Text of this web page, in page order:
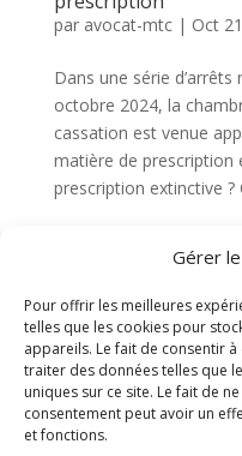
Gérer
Pour offrir les meilleures
telles que les cookies pour
appareils. Le fait de consentir
traiter des données telles que
uniques sur ce site. Le fait de
consentement peut avoir un
et fonctions.
par avocat-mtc| Oct
Dans une série
octobre 2024, la
cassation est venue
matière de prescription
prescription extinctive ?
Articles
Burn-out : et si la
était de prendre soin
Travail dissimulé : les
hors normes
Rupture cоnvеntiоnnеlle